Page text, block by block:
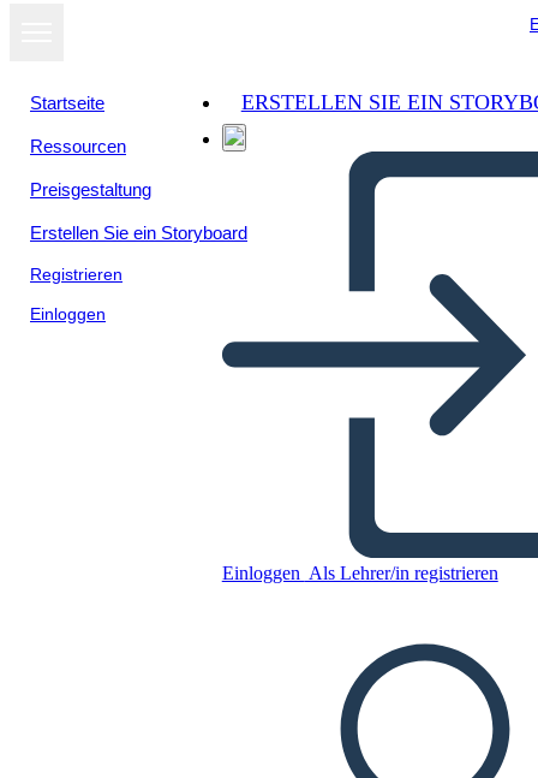
Startseite
Ressourcen
Preisgestaltung
Erstellen Sie ein Storyboard
Registrieren
Einloggen
ERSTELLEN SIE EIN
Einloggen Als Lehrer/in registrieren
הסיבות לפרוץ המהפכה הצרפתית
Kopieren Sie dieses Storyboard
ERSTELLEN SIE EIN STORYBOARD